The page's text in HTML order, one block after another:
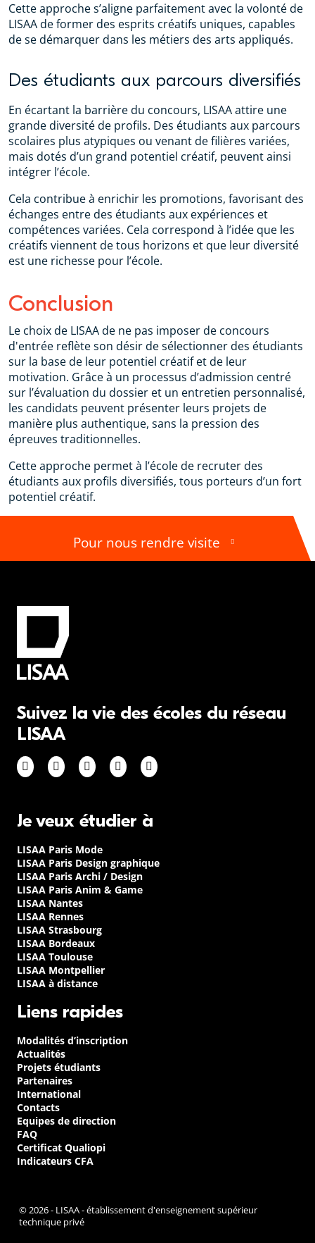
Cette approche s’aligne parfaitement avec la volonté de
LISAA de former des esprits créatifs uniques, capables
de se démarquer dans les métiers des arts appliqués.
Des étudiants aux parcours diversifiés
En écartant la barrière du concours, LISAA attire une
grande diversité de profils. Des étudiants aux parcours
scolaires plus atypiques ou venant de filières variées,
mais dotés d’un grand potentiel créatif, peuvent ainsi
intégrer l’école.
Cela contribue à enrichir les promotions, favorisant des
échanges entre des étudiants aux expériences et
compétences variées. Cela correspond à l’idée que les
créatifs viennent de tous horizons et que leur diversité
est une richesse pour l’école.
Conclusion
Le choix de LISAA de ne pas imposer de concours
d'entrée reflète son désir de sélectionner des étudiants
sur la base de leur potentiel créatif et de leur
motivation. Grâce à un processus d’admission centré
sur l’évaluation du dossier et un entretien personnalisé,
les candidats peuvent présenter leurs projets de
manière plus authentique, sans la pression des
épreuves traditionnelles.
Cette approche permet à l’école de recruter des
étudiants aux profils diversifiés, tous porteurs d’un fort
potentiel créatif.
Pour nous rendre visite
Suivez la vie des écoles du réseau
LISAA
Je veux étudier à
LISAA Paris Mode
LISAA Paris Design graphique
LISAA Paris Archi / Design
LISAA Paris Anim & Game
LISAA Nantes
LISAA Rennes
LISAA Strasbourg
LISAA Bordeaux
LISAA Toulouse
LISAA Montpellier
LISAA à distance
Liens rapides
Modalités d’inscription
Actualités
Projets étudiants
Partenaires
International
Contacts
Equipes de direction
FAQ
Certificat Qualiopi
Indicateurs CFA
© 2026 - LISAA - établissement d'enseignement supérieur
technique privé